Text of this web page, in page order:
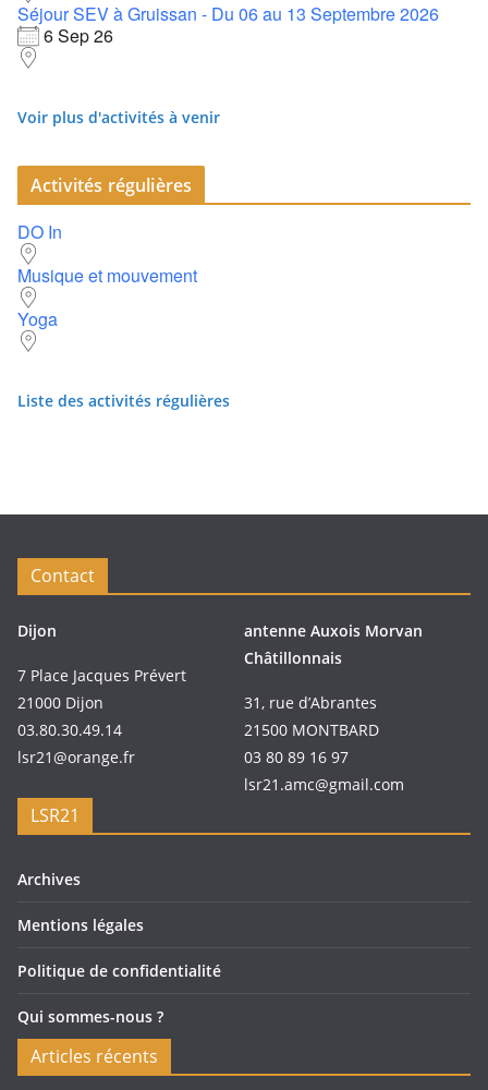
Séjour SEV à Gruissan - Du 06 au 13 Septembre 2026
6 Sep 26
Voir plus d'activités à venir
Activités régulières
DO In
Musique et mouvement
Yoga
Liste des activités régulières
Contact
Dijon
7 Place Jacques Prévert
21000 Dijon
03.80.30.49.14
lsr21@orange.fr
antenne Auxois Morvan
Châtillonnais
31, rue d’Abrantes
21500 MONTBARD
03 80 89 16 97
lsr21.amc@gmail.com
LSR21
Archives
Mentions légales
Politique de confidentialité
Qui sommes-nous ?
Articles récents